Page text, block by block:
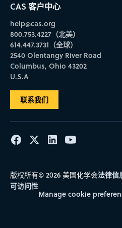
CAS 客户中心
help@cas.org
800.753.4227（北美）
614.447.3731（全球）
2540 Olentangy River Road
Columbus, Ohio 43202
U.S.A
联系我们
版权所有© 2026 美国化学会法律信
可访问性
Manage cookie